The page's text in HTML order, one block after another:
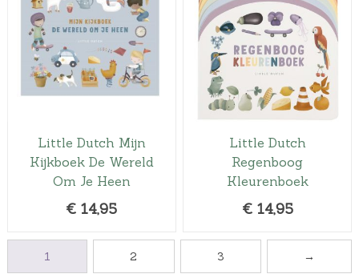
Little Dutch Mijn
Kijkboek De Wereld
Om Je Heen
€ 14,95
Little Dutch
Regenboog
Kleurenboek
€ 14,95
1 2 3 →